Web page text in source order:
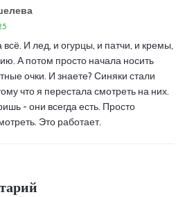
И лед, и огурцы, и патчи, и кремы,
А потом просто начала носить
очки. И знаете? Синяки стали
что я перестала смотреть на них.
- они всегда есть. Просто
Это работает.